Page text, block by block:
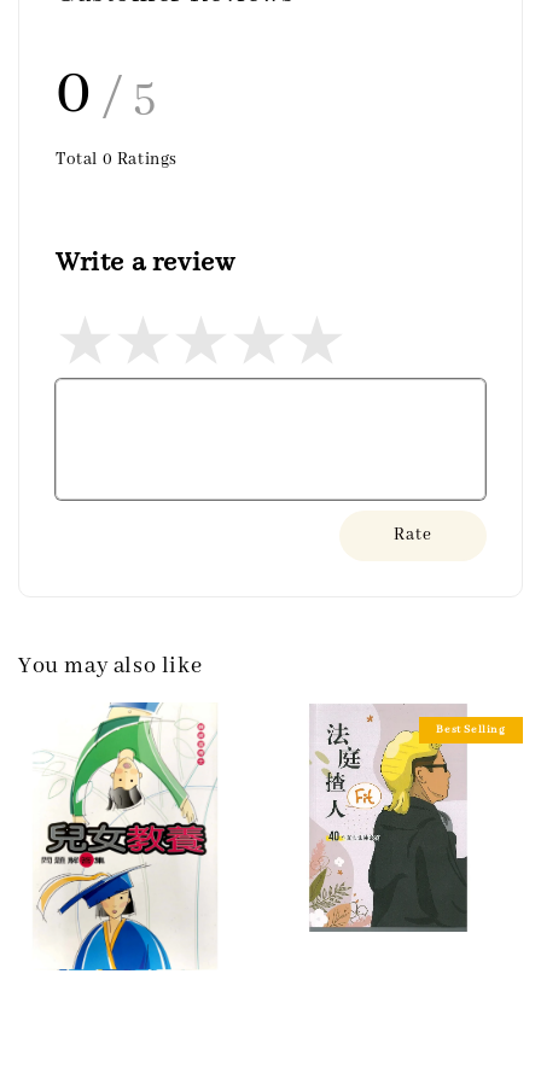
0 / 5
Total 0 Ratings
Write a review
Rate
You may also like
Best Selling